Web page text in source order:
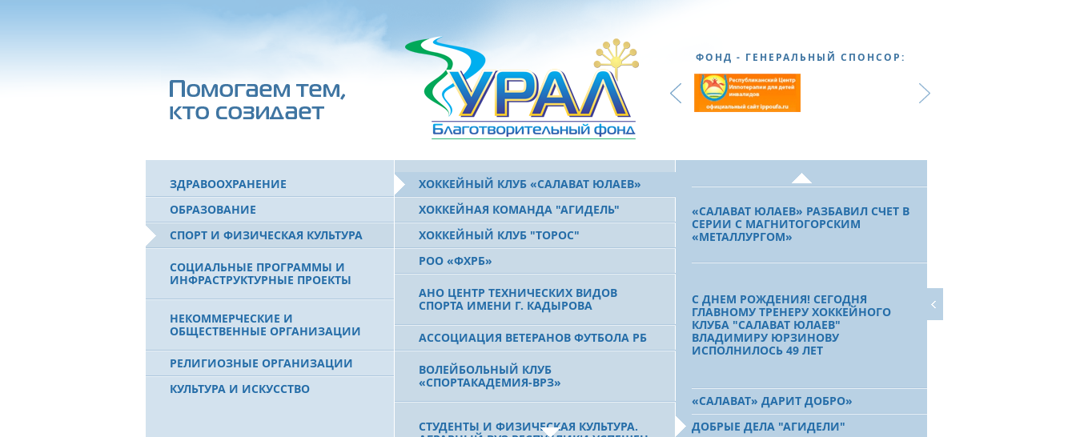
ФОНД - ГЕНЕРАЛЬНЫЙ СПОНСОР:
ЗДРАВООХРАНЕНИЕ
ОБРАЗОВАНИЕ
СПОРТ И ФИЗИЧЕСКАЯ КУЛЬТУРА
СОЦИАЛЬНЫЕ ПРОГРАММЫ И
ИНФРАСТРУКТУРНЫЕ ПРОЕКТЫ
НЕКОММЕРЧЕСКИЕ И
ОБЩЕСТВЕННЫЕ ОРГАНИЗАЦИИ
РЕЛИГИОЗНЫЕ ОРГАНИЗАЦИИ
КУЛЬТУРА И ИСКУССТВО
ХОККЕЙНЫЙ КЛУБ «САЛАВАТ ЮЛАЕВ»
ХОККЕЙНАЯ КОМАНДА "АГИДЕЛЬ"
ХОККЕЙНЫЙ КЛУБ "ТОРОС"
РОО «ФХРБ»
АНО ЦЕНТР ТЕХНИЧЕСКИХ ВИДОВ
СПОРТА ИМЕНИ Г. КАДЫРОВА
АССОЦИАЦИЯ ВЕТЕРАНОВ ФУТБОЛА РБ
ВОЛЕЙБОЛЬНЫЙ КЛУБ
«СПОРТАКАДЕМИЯ-ВРЗ»
СТУДЕНТЫ И ФИЗИЧЕСКАЯ КУЛЬТУРА.
ДОСТОЙНЫЙ ИТОГ. ПЕРВЫЙ
ПРЕЗИДЕНТ РЕСПУБЛИКИ
БАШКОРТОСТАН М.Г. РАХИМОВ
ПОЗДРАВИЛ ХК "САЛАВАТ ЮЛАЕВ" С
«САЛАВАТ ЮЛАЕВ» РАЗБАВИЛ СЧЕТ В
СЕРИИ С МАГНИТОГОРСКИМ
«МЕТАЛЛУРГОМ»
C ДНЕМ РОЖДЕНИЯ! СЕГОДНЯ
ГЛАВНОМУ ТРЕНЕРУ ХОККЕЙНОГО
КЛУБА "САЛАВАТ ЮЛАЕВ"
ВЛАДИМИРУ ЮРЗИНОВУ
ИСПОЛНИЛОСЬ 49 ЛЕТ
«САЛАВАТ» ДАРИТ ДОБРО»
ДОБРЫЕ ДЕЛА "АГИДЕЛИ"